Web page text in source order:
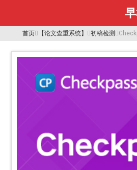
首页 【论文查重系统】 初稿检测